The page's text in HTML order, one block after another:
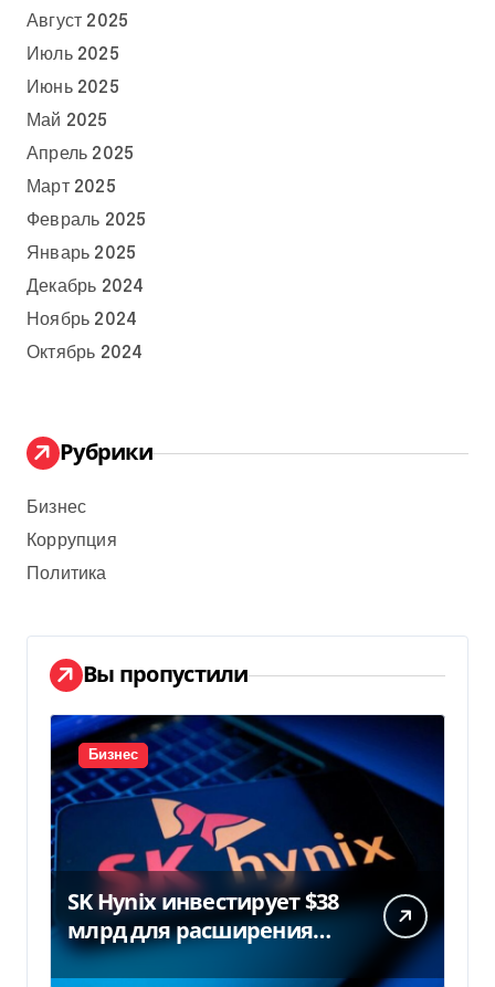
Август 2025
Июль 2025
Июнь 2025
Май 2025
Апрель 2025
Март 2025
Февраль 2025
Январь 2025
Декабрь 2024
Ноябрь 2024
Октябрь 2024
Рубрики
Бизнес
Коррупция
Политика
Вы пропустили
Бизнес
SK Hynix инвестирует $38
млрд для расширения
заводов в Южной Корее